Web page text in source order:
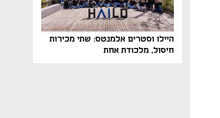
היילו וסטרים אלמנטס: שתי מכירות
חיסול, מלכודת אחת